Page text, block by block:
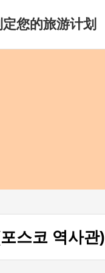
您的旅游计划
스코 역사관)